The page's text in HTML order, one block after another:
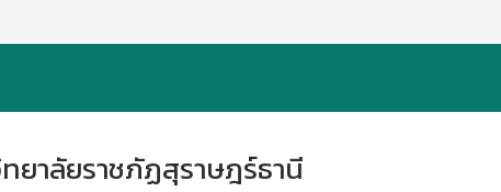
ยาลัยราชภัฏสุราษฎร์ธานี